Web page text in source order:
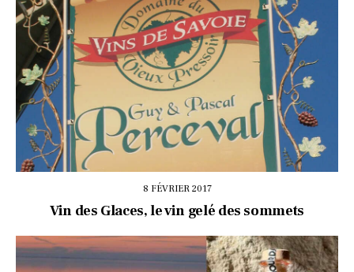
8 FÉVRIER 2017
Vin des Glaces, le vin gelé des sommets